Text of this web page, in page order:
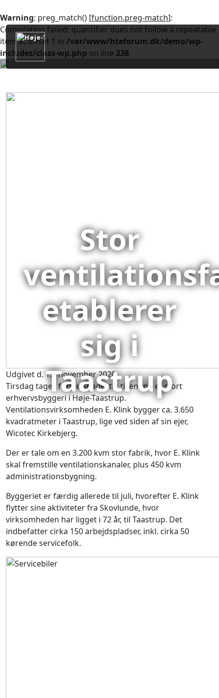
Warning: preg_match() [function.preg-match]:
Compilation failed: quantifier does not follow a repeatable
item at offset 1 in /var/www/hteforum.dk/demo/wp-
includes/class-wp.php on line 238
Stor
etablerer
sig i
Taastrup
Udgivet d. 15. november 2020
Tirsdag tages første spadestik til endnu et stort
erhvervsbyggeri i Høje-Taastrup.
Ventilationsvirksomheden E. Klink bygger ca. 3.650
kvadratmeter i Taastrup, lige ved siden af sin ejer,
Wicotec Kirkebjerg.
Der er tale om en 3.200 kvm stor fabrik, hvor E. Klink
skal fremstille ventilationskanaler, plus 450 kvm
administrationsbygning.
Byggeriet er færdig allerede til juli, hvorefter E. Klink
flytter sine aktiviteter fra Skovlunde, hvor
virksomheden har ligget i 72 år, til Taastrup. Det
indbefatter cirka 150 arbejdspladser, inkl. cirka 50
kørende servicefolk.